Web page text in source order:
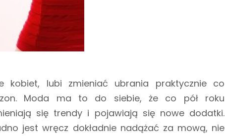
kobiet, lubi zmieniać ubrania praktycznie co
Moda ma to do siebie, że co pół roku
się trendy i pojawiają się nowe dodatki.
jest wręcz dokładnie nadążać za mową, nie